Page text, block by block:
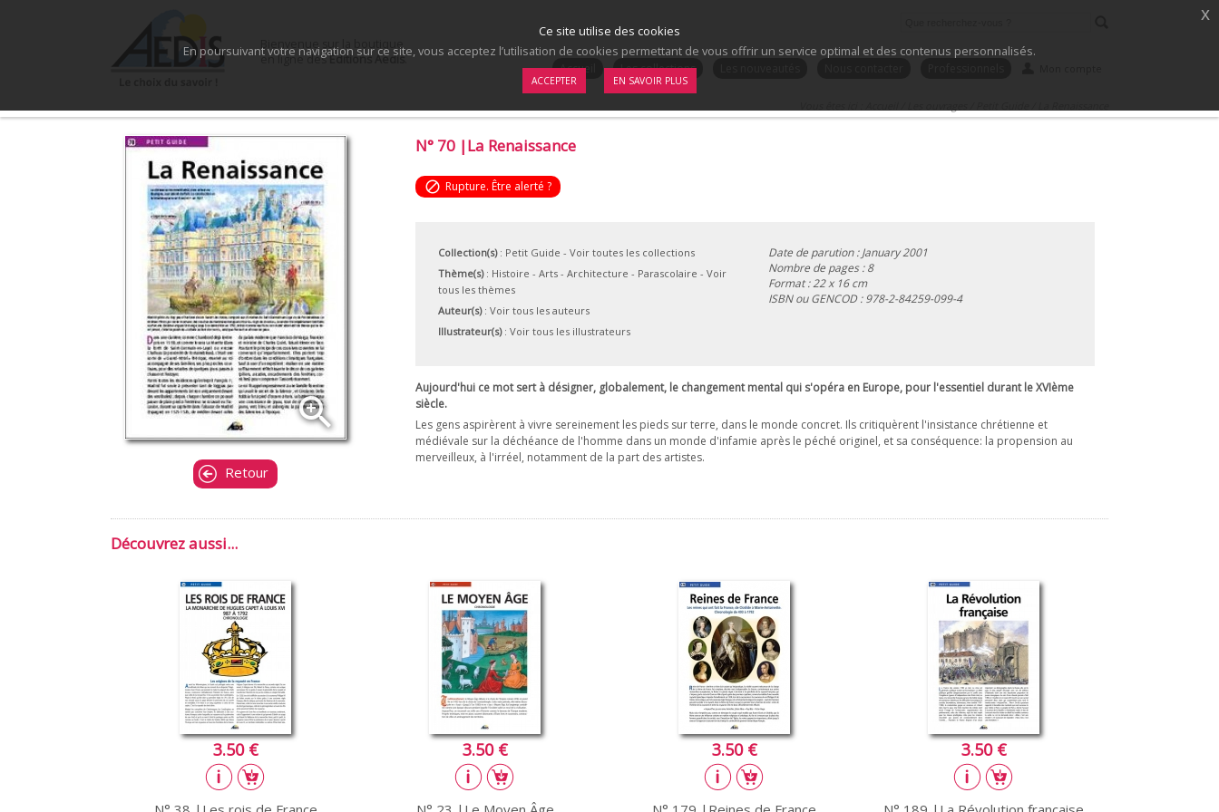
Bienvenue sur la boutique
en ligne desÉditions Aedis.
Accueil Les collections
zoom_in
Retour
N° 70 |La Renaissance
block Rupture. Être alerté ?
Collection(s): Petit Guide - Voir toutes les collections
Thème(s): Histoire - Arts- Architecture - Parascolaire - Voir
tous les thèmes
Auteur(s): Voir tous les auteurs
Illustrateur(s): Voir tous les illustrateurs
Date de parution : January 2001
Nombre de pages : 8
Format : 22 x 16 cm
ISBN ou GENCOD :978-2-84259-099-4
Aujourd'hui ce mot sert à désigner, globalement, le changement mental qui s'opéra en Europe, pour l'essentiel durant le XVIème
siècle.
Les gens aspirèrent à vivre sereinement les pieds sur terre, dans le monde concret. Ils critiquèrent l'insistance chrétienne et
médiévale sur la déchéance de l'homme dans un monde d'infamie après le péché originel, et sa conséquence: la propension au
merveilleux, à l'irréel, notamment de la part des artistes.
Découvrez aussi...
3.50 € 3.50 € 3.50 € 3.50 €
Ce site utilise des cookies
En poursuivant votre navigation sur ce site, vous acceptez l’utilisation de cookies permettant de vous offrir un service optimal et des contenus personnalisés.
ACCEPTER EN SAVOIR PLUS
x